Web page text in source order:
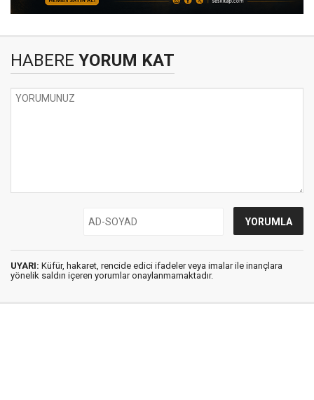
HABERE YORUM KAT
UYARI: Küfür, hakaret, rencide edici ifadeler veya imalar ile inançlara
yönelik saldırı içeren yorumlar onaylanmamaktadır.